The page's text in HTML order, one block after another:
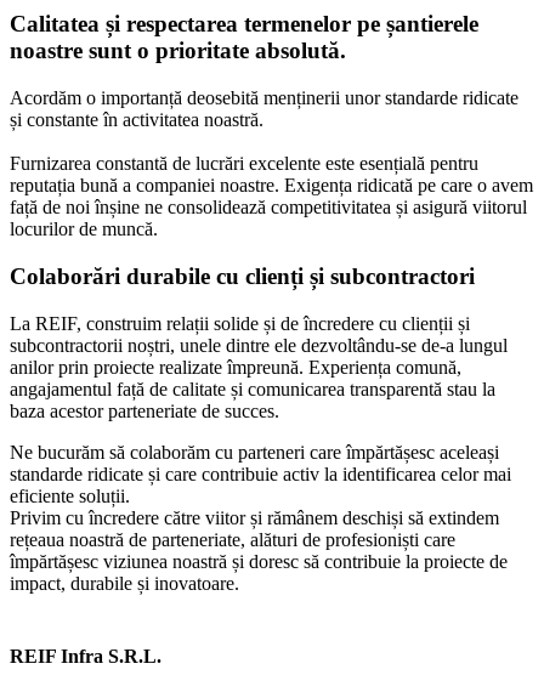
Calitatea și respectarea termenelor pe șantierele
noastre sunt o prioritate absolută.
Acordăm o importanță deosebită menținerii unor standarde ridicate
și constante în activitatea noastră.
Furnizarea constantă de lucrări excelente este esențială pentru
reputația bună a companiei noastre. Exigența ridicată pe care o avem
față de noi înșine ne consolidează competitivitatea și asigură viitorul
locurilor de muncă.
Colaborări durabile cu clienți și subcontractori
La REIF, construim relații solide și de încredere cu clienții și
subcontractorii noștri, unele dintre ele dezvoltându-se de-a lungul
anilor prin proiecte realizate împreună. Experiența comună,
angajamentul față de calitate și comunicarea transparentă stau la
baza acestor parteneriate de succes.
Ne bucurăm să colaborăm cu parteneri care împărtășesc aceleași
standarde ridicate și care contribuie activ la identificarea celor mai
eficiente soluții.
Privim cu încredere către viitor și rămânem deschiși să extindem
rețeaua noastră de parteneriate, alături de profesioniști care
împărtășesc viziunea noastră și doresc să contribuie la proiecte de
impact, durabile și inovatoare.
REIF Infra S.R.L.